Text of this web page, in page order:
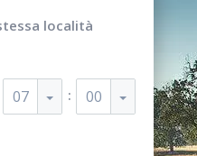
località
07 : 00